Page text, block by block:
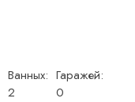
Ванных:
2
Гаражей:
0